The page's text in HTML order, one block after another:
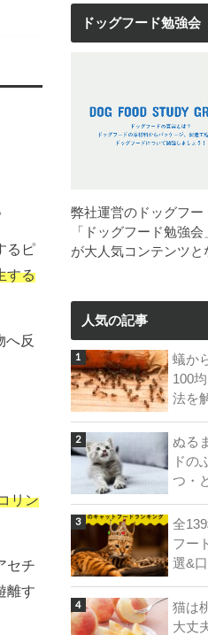
るピ
する
へ反
リン
セチ
離す
ドッグフード勉強会
弊社運営のドッグフー
「ドッグフード勉強
が大人気コンテンツと
人気の記事
蟻か
100
法を
ぬる
ドの
つ・
全
フー
選&
猫は
大丈